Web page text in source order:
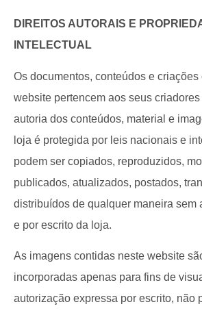
DIREITOS AUTORAIS E
INTELECTUAL
Os documentos, conteúdos e
website pertencem aos seus
autoria dos conteúdos, material e
loja é protegida por leis nacionais e
podem ser copiados, reproduzidos,
publicados, atualizados, postados,
distribuídos de qualquer maneira sem
e por escrito da loja.
As imagens contidas neste website
incorporadas apenas para fins de
autorização expressa por escrito, não